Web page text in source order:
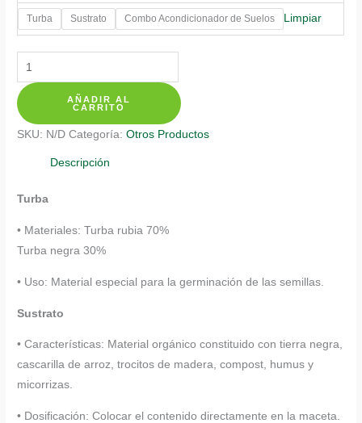
desde
$ 8.700
Turba Sustrato Combo Acondicionador de Suelos Limpiar
Sustratos
Para
Matthiola
cantidad
AÑADIR AL
CARRITO
SKU: N/D Categoría:Otros Productos
Descripción
Turba
• Materiales: Turba rubia 70%
Turba negra 30%
• Uso: Material especial para la germinación de las semillas.
Sustrato
• Características: Material orgánico constituido con tierra negra,
cascarilla de arroz, trocitos de madera, compost, humus y
micorrizas.
• Dosificación: Colocar el contenido directamente en la maceta.